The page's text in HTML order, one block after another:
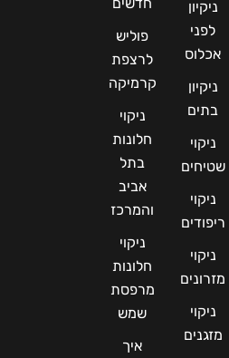
ניקיון
לפני
אכלוס
ניקיון
בתים
ניקוי
שטיחים
ניקוי
ריפודים
ניקוי
מזרונים
ניקוי
מזגנים
פוליש
לרצפת
קרמיקה
ניקוי
חלונות
בתל
אביב
והמרכז
ניקוי
חלונות
מרפסת
שמש
איך